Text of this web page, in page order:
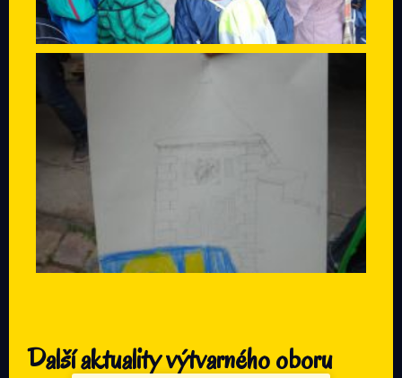
Další aktuality výtvarného oboru